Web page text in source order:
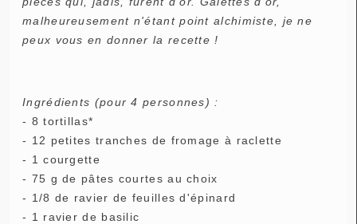
malheureusement n'étant point alchimiste, je ne
peux vous en donner la recette !
Ingrédients (pour 4 personnes) :
- 8 tortillas*
- 12 petites tranches de fromage à raclette
- 1 courgette
- 75 g de pâtes courtes au choix
- 1/8 de ravier de feuilles d'épinard
- 1 ravier de basilic